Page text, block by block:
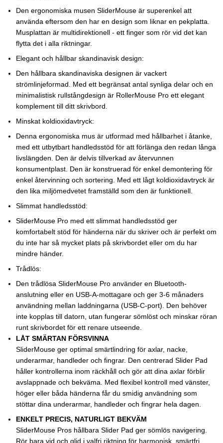
Den ergonomiska musen SliderMouse är superenkel att
använda eftersom den har en design som liknar en pekplatta.
Musplattan är multidirektionell - ett finger som rör vid det kan
flytta det i alla riktningar.
Elegant och hållbar skandinavisk design:
Den hållbara skandinaviska designen är vackert
strömlinjeformad. Med ett begränsat antal synliga delar och en
minimalistisk rullstångdesign är RollerMouse Pro ett elegant
komplement till ditt skrivbord.
Minskat koldioxidavtryck:
Denna ergonomiska mus är utformad med hållbarhet i åtanke,
med ett utbytbart handledsstöd för att förlänga den redan långa
livslängden. Den är delvis tillverkad av återvunnen
konsumentplast. Den är konstruerad för enkel demontering för
enkel återvinning och sortering. Med ett lågt koldioxidavtryck är
den lika miljömedvetet framställd som den är funktionell.
Slimmat handledsstöd:
SliderMouse Pro med ett slimmat handledsstöd ger
komfortabelt stöd för händerna när du skriver och är perfekt om
du inte har så mycket plats på skrivbordet eller om du har
mindre händer.
Trådlös:
Den trådlösa SliderMouse Pro använder en Bluetooth-
anslutning eller en USB-A-mottagare och ger 3-6 månaders
användning mellan laddningarna (USB-C-port). Den behöver
inte kopplas till datorn, utan fungerar sömlöst och minskar röran
runt skrivbordet för ett renare utseende.
LÅT SMÄRTAN FÖRSVINNA
SliderMouse ger optimal smärtlindring för axlar, nacke,
underarmar, handleder och fingrar. Den centrerad Slider Pad
håller kontrollerna inom räckhåll och gör att dina axlar förblir
avslappnade och bekväma. Med flexibel kontroll med vänster,
höger eller båda händerna får du smidig användning som
stöttar dina underarmar, handleder och fingrar hela dagen.
ENKELT PRECIS, NATURLIGT BEKVÄM
SliderMouse Pros hållbara Slider Pad ger sömlös navigering.
Rör bara vid och glid i valfri riktning för harmonisk, smärtfri